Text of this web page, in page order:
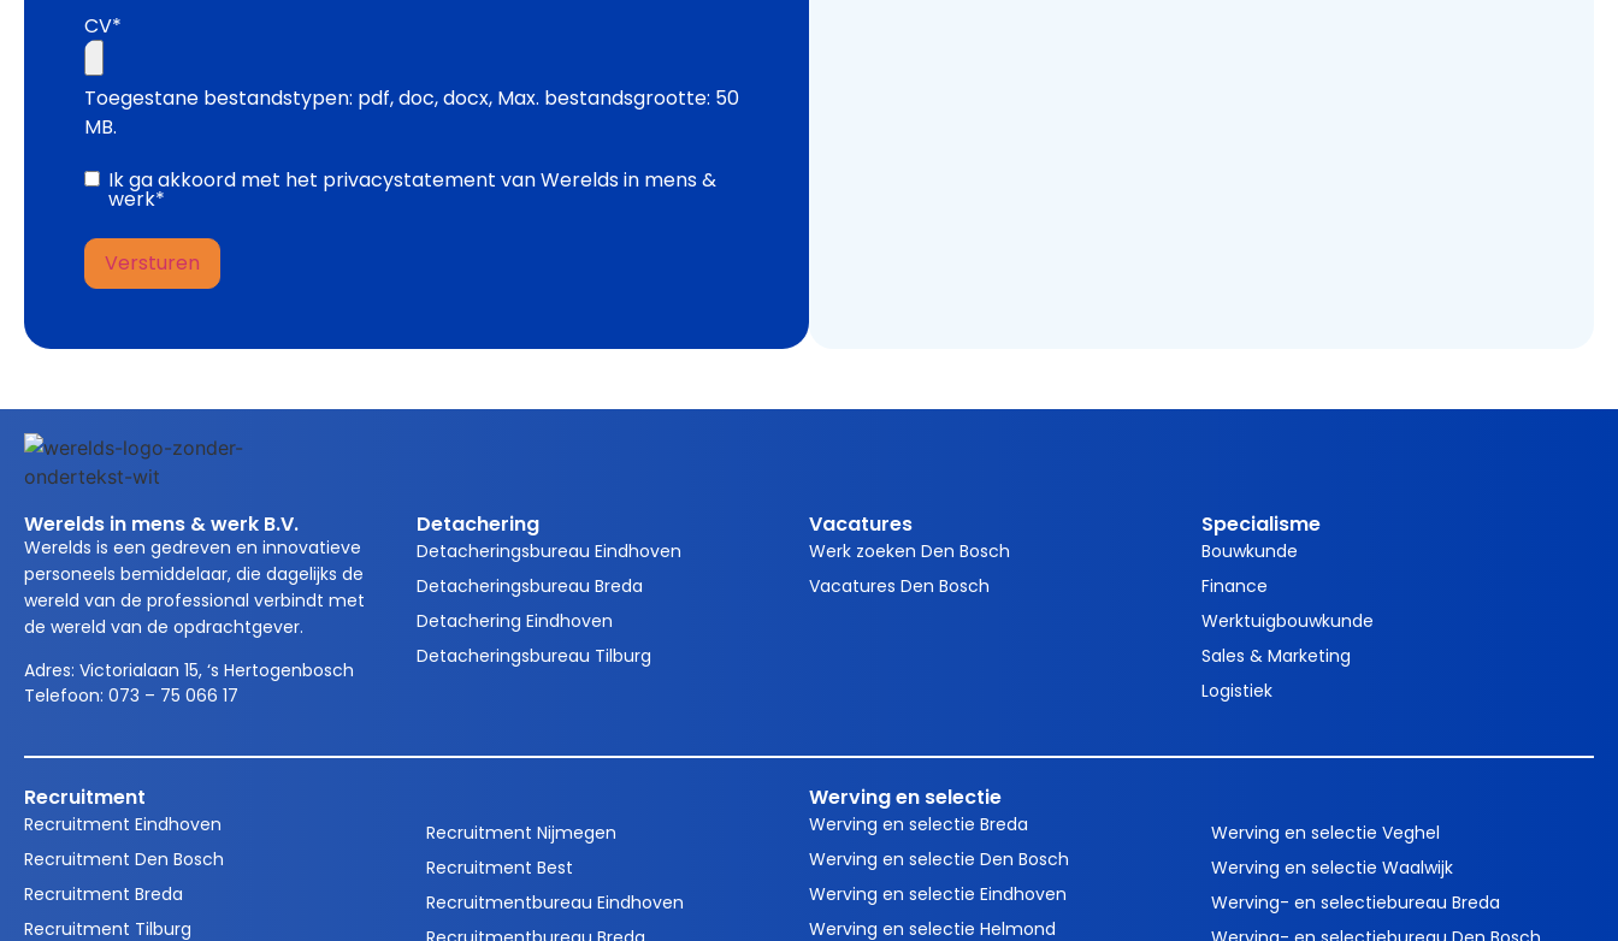
CV*
Toegestane bestandstypen: pdf, doc, docx, Max. bestandsgrootte: 50
MB.
Instemming
Ik ga akkoord met het privacystatement van Werelds in mens &
werk*
Werelds in mens & werk B.V.
Werelds is een gedreven en innovatieve
personeels bemiddelaar, die dagelijks de
wereld van de professional verbindt met
de wereld van de opdrachtgever.
Adres: Victorialaan 15, ‘s Hertogenbosch
Telefoon: 073 – 75 066 17
Detachering
Detacheringsbureau Eindhoven
Detacheringsbureau Breda
Detachering Eindhoven
Detacheringsbureau Tilburg
Vacatures
Werk zoeken Den Bosch
Vacatures Den Bosch
Specialisme
Bouwkunde
Finance
Werktuigbouwkunde
Sales & Marketing
Logistiek
Recruitment
Recruitment Eindhoven
Recruitment Den Bosch
Recruitment Breda
Recruitment Tilburg
Recruitment Nijmegen
Recruitment Best
Recruitmentbureau Eindhoven
Werving en selectie
Werving en selectie Breda
Werving en selectie Den Bosch
Werving en selectie Eindhoven
Werving en selectie Helmond
Werving en selectie Veghel
Werving en selectie Waalwijk
Werving- en selectiebureau Breda